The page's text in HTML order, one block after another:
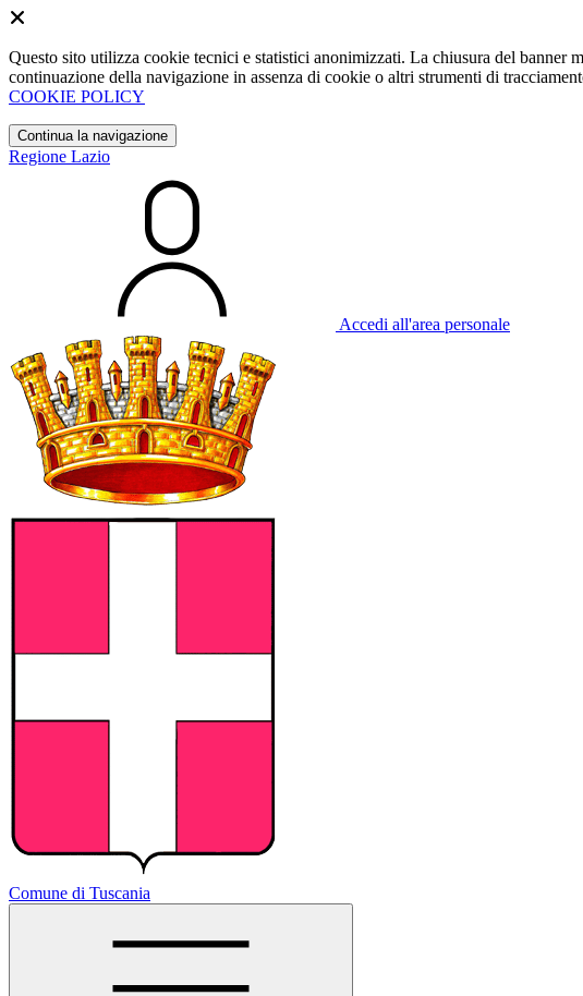
Questo sito utilizza cookie tecnici e statistici anonimizzati. La chiusura del
continuazione della navigazione in assenza di cookie o altri strumenti di
COOKIE POLICY
Continua la navigazione
Regione Lazio
Accedi all'area personale
Comune di Tuscania